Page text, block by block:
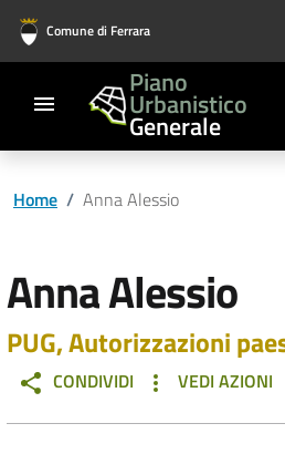
Vai al contenuto principale
Vai al footer
Comune di Ferrara
Piano
Urbanistico
Generale
Home / Anna Alessio
Anna Alessio
PUG, Autorizzazioni
CONDIVIDI VEDI AZIONI